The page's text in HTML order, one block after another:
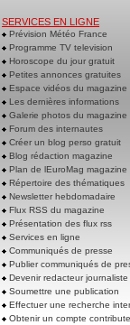
SERVICES EN LIGNE
Prévision Météo France
Programme TV television
Horoscope du jour gratuit
Petites annonces gratuites
Espace vidéos du magazine
Les dernières informations
Galerie photos du magazine
Forum des internautes
Créer un blog perso gratuit
Blog rédaction magazine
Plan de lEuroMag magazine
Répertoire des thématiques
Newsletter hebdomadaire
Flux RSS du magazine
Présentation des flux rss
Services en ligne
Communiqués de presse
Publier communiqués de
Devenir redacteur journaliste
Soumettre une publication
Effectuer une recherche
Obtenir un compte